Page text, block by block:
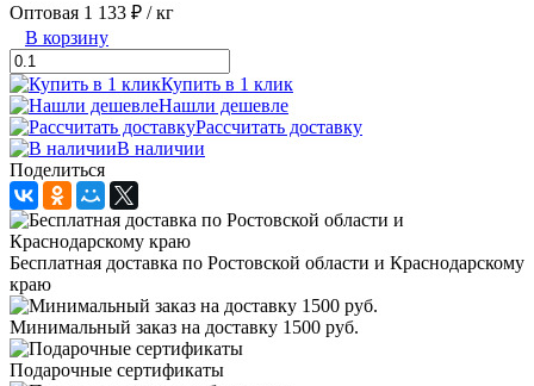
Оптовая 1 133 ₽ / кг
В корзину
Купить в 1 клик
Нашли дешевле
Рассчитать доставку
В наличии
Поделиться
Бесплатная доставка по Ростовской области и Краснодарскому
краю
Минимальный заказ на доставку 1500 руб.
Подарочные сертификаты